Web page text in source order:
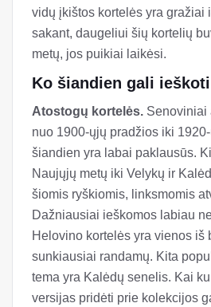
vidų įkištos kortelės yra gražiai
sakant, daugeliui šių kortelių
metų, jos puikiai laikėsi.
Ko šiandien gali
Atostogų kortelės. Senoviniai
nuo 1900-ųjų pradžios iki
šiandien yra labai paklausūs.
Naujųjų metų iki Velykų ir
šiomis ryškiomis, linksmomis
Dažniausiai ieškomos labiau
Helovino kortelės yra vienos iš
sunkiausiai randamų. Kita
tema yra Kalėdų senelis. Kai
versijas pridėti prie kolekcijos